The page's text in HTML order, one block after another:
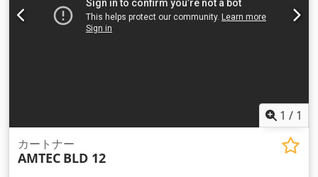
て異なります 段ボール箱の推奨 ////: 折り畳み済みの箱、250～
350g/m³ 消費電力 ////: 約9.5KW Crsdpfor E Dpajx Adzof 電源
////: 380 V / 50 Hz / 3相 システム重量 ////: 約1000 kg システム
1 / 1
カートナー
AMTEC BLD 12